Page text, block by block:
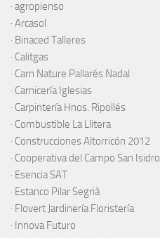
· agropienso
· Arcasol
· Binaced Talleres
· Calitgas
· Carn Nature Pallarés Nadal
· Carnicería Iglesias
· Carpintería Hnos. Ripollés
· Combustible La Llitera
· Construcciones Altorricón 2012
· Cooperativa del Campo San Isidro
· Esencia SAT
· Estanco Pilar Segrià
· Flovert Jardinería Floristería
· Innova Futuro